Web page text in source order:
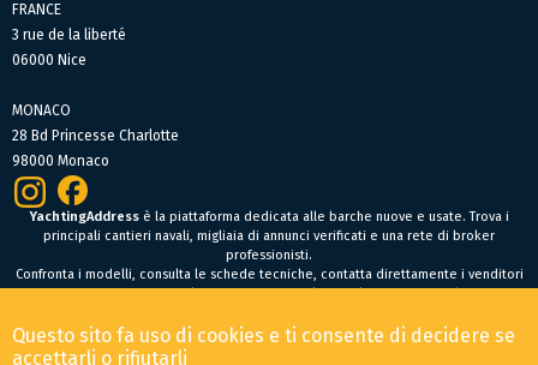
FRANCE
3 rue de la liberté
06000 Nice
MONACO
28 Bd Princesse Charlotte
98000 Monaco
YachtingAddressè la piattaforma dedicata alle barche nuove e usate. Trova i
principali cantieri navali, migliaia di annunci verificati e una rete di broker
professionisti.
Confronta i modelli, consulta le schede tecniche, contatta direttamente i venditori
oppure fai un’offerta online per trovare facilmente la tua prossima barca.
Condizioni Generali di Vendita-Menzioni legali
Questo sito fa uso di cookies e ti consente di decidere se
accettarli o rifiutarli